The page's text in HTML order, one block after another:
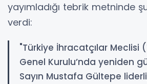
yayımladığı tebrik metninde
verdi:
"Türkiye İhracatçılar Meclisi
Genel Kurulu’nda yeniden
Sayın Mustafa Gültepe